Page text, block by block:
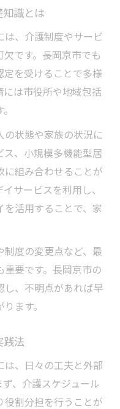
識とは
は、介護制度やサービ
です。長岡京市でも
を受けることで多様
は市役所や地域包括
の状態や家族の状況に
、小規模多機能型居
に組み合わせることが
サービスを利用し、
活用することで、家
制度の変更点など、最
要です。長岡京市の
し、不明点があれば早
ます。
践法
は、日々の工夫と外部
、介護スケジュール
役割分担を行うことが